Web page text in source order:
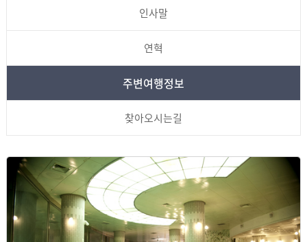
인사말
연혁
주변여행정보
찾아오시는길